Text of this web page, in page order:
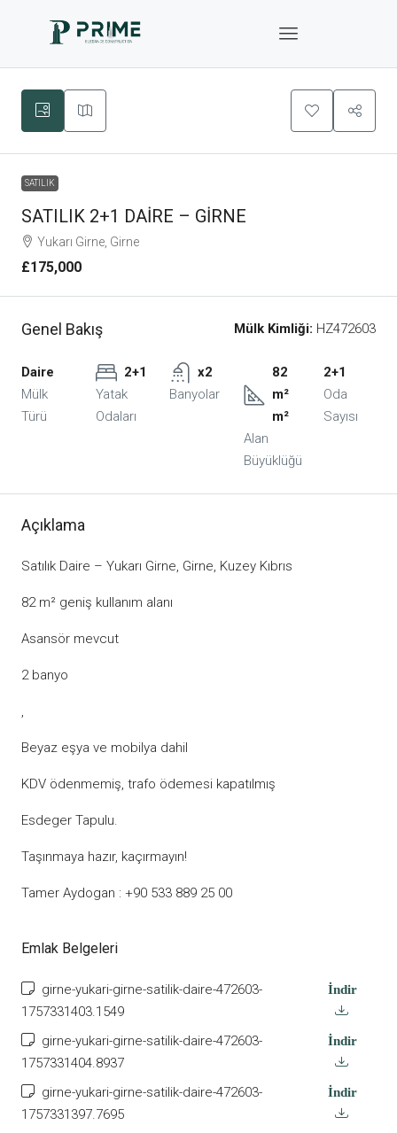
SATILIK
SATILIK 2+1 DAİRE – GİRNE
Yukarı Girne, Girne
£175,000
Genel Bakış Mülk Kimliği: HZ472603
Daire
Mülk
Türü
2+1
Yatak
Odaları
x2
Banyolar
82
m²
m²
Alan
Büyüklüğü
2+1
Oda
Sayısı
Açıklama
Satılık Daire – Yukarı Girne, Girne, Kuzey Kıbrıs
82 m² geniş kullanım alanı
Asansör mevcut
2 banyo
,
Beyaz eşya ve mobilya dahil
KDV ödenmemiş, trafo ödemesi kapatılmış
Esdeger Tapulu.
Taşınmaya hazır, kaçırmayın!
Tamer Aydogan : +90 533 889 25 00
Emlak Belgeleri
girne-yukari-girne-satilik-daire-472603-
1757331403.1549
İndir
girne-yukari-girne-satilik-daire-472603-
1757331404.8937
İndir
girne-yukari-girne-satilik-daire-472603-
1757331397.7695
İndir